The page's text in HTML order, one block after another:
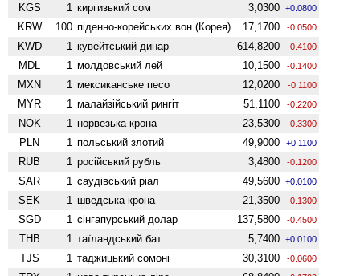
KGS 1 киргизький сом 3,0300 +0.0800
KRW 100 піденно-корейських вон (Корея) 17,1700 -0.0500
KWD 1 кувейтський динар 614,8200 -0.4100
MDL 1 молдовський лей 10,1500 -0.1400
MXN 1 мексиканське песо 12,0200 -0.1100
MYR 1 малайзійський рингіт 51,1100 -0.2200
NOK 1 норвезька крона 23,5300 -0.3300
PLN 1 польський злотий 49,9000 +0.1100
RUB 1 російський рубль 3,4800 -0.1200
SAR 1 саудівський ріал 49,5600 +0.0100
SEK 1 шведська крона 21,3500 -0.1300
SGD 1 сінгапурський долар 137,5800 -0.4500
THB 1 таїландський бат 5,7400 +0.0100
TJS 1 таджицький сомоні 30,3100 -0.0600